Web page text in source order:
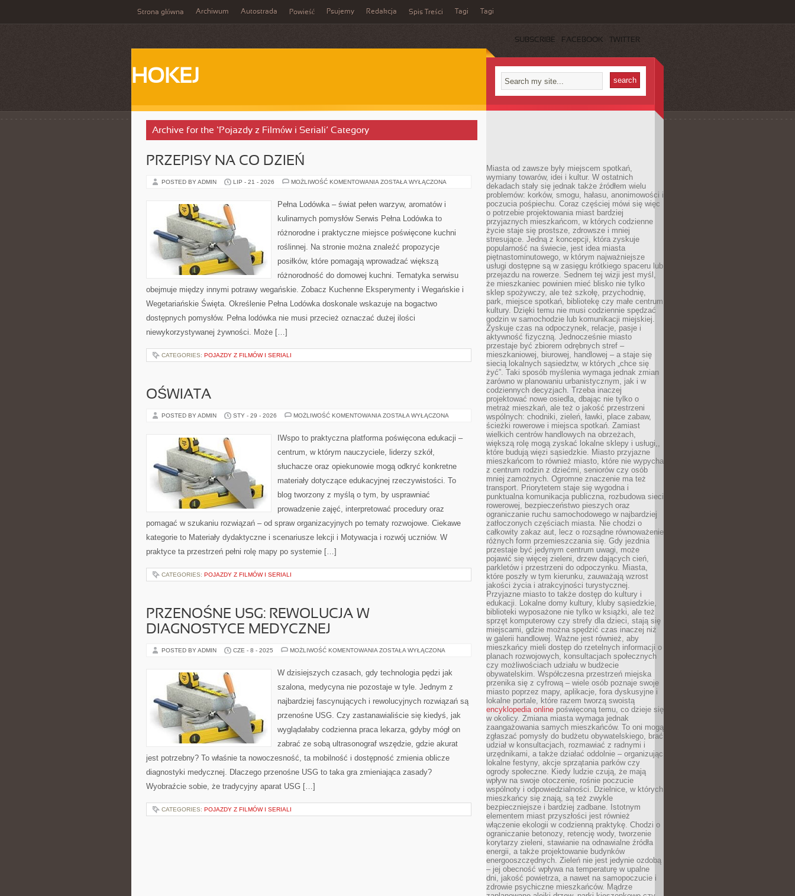
Strona główna Archiwum Autostrada Powieść Psujemy Redakcja Spis Treści Tagi Tagi
SUBSCRIBE FACEBOOK TWITTER
HOKEJ
Archive for the ‘Pojazdy z Filmów i Seriali’ Category
PRZEPISY NA CO DZIEŃ
POSTED BY ADMIN LIP - 21 - 2026 MOŻLIWOŚĆ KOMENTOWANIA PRZEPISY
ZOSTAŁA WYŁĄCZONA
Pełna Lodówka – świat pełen warzyw, aromatów i
kulinarnych pomysłów Serwis Pełna Lodówka to
różnorodne i praktyczne miejsce poświęcone kuchni
roślinnej. Na stronie można znaleźć propozycje
posiłków, które pomagają wprowadzać większą
różnorodność do domowej kuchni. Tematyka serwisu
obejmuje między innymi potrawy wegańskie. Zobacz Kuchenne Eksperymenty i Wegańskie i
Wegetariańskie Święta. Określenie Pełna Lodówka doskonale wskazuje na bogactwo
dostępnych pomysłów. Pełna lodówka nie musi przecież oznaczać dużej ilości
niewykorzystywanej żywności. Może […]
CATEGORIES: POJAZDY Z FILMÓW I SERIALI
OŚWIATA
POSTED BY ADMIN STY - 29 - 2026 MOŻLIWOŚĆ KOMENTOWANIA OŚWIATA
ZOSTAŁA WYŁĄCZONA
IWspo to praktyczna platforma poświęcona edukacji –
centrum, w którym nauczyciele, liderzy szkół,
słuchacze oraz opiekunowie mogą odkryć konkretne
materiały dotyczące edukacyjnej rzeczywistości. To
blog tworzony z myślą o tym, by usprawniać
prowadzenie zajęć, interpretować procedury oraz
pomagać w szukaniu rozwiązań – od spraw organizacyjnych po tematy rozwojowe. Ciekawe
kategorie to Materiały dydaktyczne i scenariusze lekcji i Motywacja i rozwój uczniów. W
praktyce ta przestrzeń pełni rolę mapy po systemie […]
CATEGORIES: POJAZDY Z FILMÓW I SERIALI
PRZENOŚNE USG: REWOLUCJA W
DIAGNOSTYCE MEDYCZNEJ
POSTED BY ADMIN CZE - 8 - 2025 MOŻLIWOŚĆ KOMENTOWANIA PRZENOŚNE
W
DIAGNOSTYCE
ZOSTAŁA WYŁĄCZONA
W dzisiejszych czasach, gdy technologia pędzi jak
szalona, medycyna nie pozostaje w tyle. Jednym z
najbardziej fascynujących i rewolucyjnych rozwiązań są
przenośne USG. Czy zastanawialiście się kiedyś, jak
wyglądałaby codzienna praca lekarza, gdyby mógł on
zabrać ze sobą ultrasonograf wszędzie, gdzie akurat
jest potrzebny? To właśnie ta nowoczesność, ta mobilność i dostępność zmienia oblicze
diagnostyki medycznej. Dlaczego przenośne USG to taka gra zmieniająca zasady?
Wyobraźcie sobie, że tradycyjny aparat USG […]
CATEGORIES: POJAZDY Z FILMÓW I SERIALI
Miasta od zawsze były miejscem spotkań,
wymiany towarów, idei i kultur. W ostatnich
dekadach stały się jednak także źródłem wielu
problemów: korków, smogu, hałasu, anonimowości i
poczucia pośpiechu. Coraz częściej mówi się więc
o potrzebie projektowania miast bardziej
przyjaznych mieszkańcom, w których codzienne
życie staje się prostsze, zdrowsze i mniej
stresujące. Jedną z koncepcji, która zyskuje
popularność na świecie, jest idea miasta
piętnastominutowego, w którym najważniejsze
usługi dostępne są w zasięgu krótkiego spaceru lub
przejazdu na rowerze. Sednem tej wizji jest myśl,
że mieszkaniec powinien mieć blisko nie tylko
sklep spożywczy, ale też szkołę, przychodnię,
park, miejsce spotkań, bibliotekę czy małe centrum
kultury. Dzięki temu nie musi codziennie spędzać
godzin w samochodzie lub komunikacji miejskiej.
Zyskuje czas na odpoczynek, relacje, pasje i
aktywność fizyczną. Jednocześnie miasto
przestaje być zbiorem odrębnych stref –
mieszkaniowej, biurowej, handlowej – a staje się
siecią lokalnych sąsiedztw, w których „chce się
żyć”. Taki sposób myślenia wymaga jednak zmian
zarówno w planowaniu urbanistycznym, jak i w
codziennych decyzjach. Trzeba inaczej
projektować nowe osiedla, dbając nie tylko o
metraż mieszkań, ale też o jakość przestrzeni
wspólnych: chodniki, zieleń, ławki, place zabaw,
ścieżki rowerowe i miejsca spotkań. Zamiast
wielkich centrów handlowych na obrzeżach,
większą rolę mogą zyskać lokalne sklepy i usługi,,
które budują więzi sąsiedzkie. Miasto przyjazne
mieszkańcom to również miasto, które nie wypycha
z centrum rodzin z dziećmi, seniorów czy osób
mniej zamożnych. Ogromne znaczenie ma też
transport. Priorytetem staje się wygodna i
punktualna komunikacja publiczna, rozbudowa sieci
rowerowej, bezpieczeństwo pieszych oraz
ograniczanie ruchu samochodowego w najbardziej
zatłoczonych częściach miasta. Nie chodzi o
całkowity zakaz aut, lecz o rozsądne równoważenie
różnych form przemieszczania się. Gdy jezdnia
przestaje być jedynym centrum uwagi, może
pojawić się więcej zieleni, drzew dających cień,
parkletów i przestrzeni do odpoczynku. Miasta,
które poszły w tym kierunku, zauważają wzrost
jakości życia i atrakcyjności turystycznej.
Przyjazne miasto to także dostęp do kultury i
edukacji. Lokalne domy kultury, kluby sąsiedzkie,
biblioteki wyposażone nie tylko w książki, ale też
sprzęt komputerowy czy strefy dla dzieci, stają się
miejscami, gdzie można spędzić czas inaczej niż
w galerii handlowej. Ważne jest również, aby
mieszkańcy mieli dostęp do rzetelnych informacji o
planach rozwojowych, konsultacjach społecznych
czy możliwościach udziału w budżecie
obywatelskim. Współczesna przestrzeń miejska
przenika się z cyfrową – wiele osób poznaje swoje
miasto poprzez mapy, aplikacje, fora dyskusyjne i
lokalne portale, które razem tworzą swoistą
encyklopedia online poświęconą temu, co dzieje się
w okolicy. Zmiana miasta wymaga jednak
zaangażowania samych mieszkańców. To oni mogą
zgłaszać pomysły do budżetu obywatelskiego, brać
udział w konsultacjach, rozmawiać z radnymi i
urzędnikami, a także działać oddolnie – organizując
lokalne festyny, akcje sprzątania parków czy
ogrody społeczne. Kiedy ludzie czują, że mają
wpływ na swoje otoczenie, rośnie poczucie
wspólnoty i odpowiedzialności. Dzielnice, w których
mieszkańcy się znają, są też zwykle
bezpieczniejsze i bardziej zadbane. Istotnym
elementem miast przyszłości jest również
włączenie ekologii w codzienną praktykę. Chodzi o
ograniczanie betonozy, retencję wody, tworzenie
korytarzy zieleni, stawianie na odnawialne źródła
energii, a także projektowanie budynków
energooszczędnych. Zieleń nie jest jedynie ozdobą
– jej obecność wpływa na temperaturę w upalne
dni, jakość powietrza, a nawet na samopoczucie i
zdrowie psychiczne mieszkańców. Mądrze